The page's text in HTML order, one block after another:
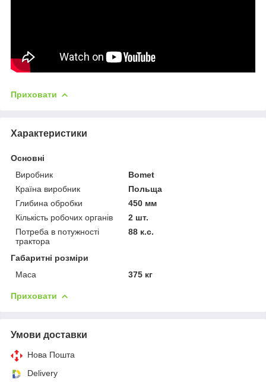
Приховати
Характеристики
Основні
Виробник
Bomet
Країна виробник
Польща
Глибина обробки
450 мм
Кількість робочих органів
2 шт.
Потреба в потужності
трактора
88 к.с.
Габаритні розміри
Маса
375 кг
Приховати
Умови доставки
Нова Пошта
Delivery